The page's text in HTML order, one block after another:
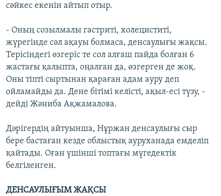
сәйкес екенін айтып отыр.
- Оның созылмалы гастриті, холециститі,
жүрегінде сәл ақауы болмаса, денсаулығы жақсы.
Терісіндегі өзгеріс те сол алғаш пайда болған 6
жастағы қалыпта, оңалған да, өзгерген де жоқ.
Оны тіпті сыртынан қараған адам ауру деп
ойламайды да. Дене бітімі келісті, ақыл-есі түзу, -
дейді Жәниба Ақжамалова.
Дәрігердің айтуынша, Нұржан денсаулығы сыр
бере бастаған кезде облыстық ауруханада емделіп
қайтады. Оған үшінші топтағы мүгедектік
белгіленген.
ДЕНСАУЛЫҒЫМ ЖАҚСЫ